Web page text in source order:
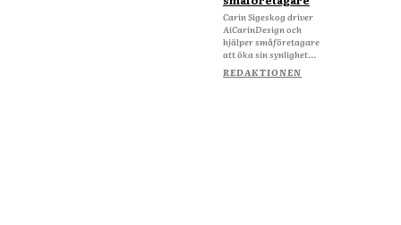
Carin Sigeskog driver
AiCarinDesign och
hjälper småföretagare
att öka sin synlighet...
REDAKTIONEN